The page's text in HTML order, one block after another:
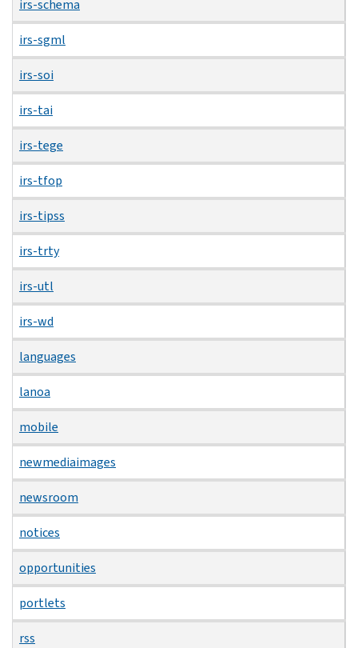
irs-schema
irs-sgml
irs-soi
irs-tai
irs-tege
irs-tfop
irs-tipss
irs-trty
irs-utl
irs-wd
languages
lanoa
mobile
newmediaimages
newsroom
notices
opportunities
portlets
rss